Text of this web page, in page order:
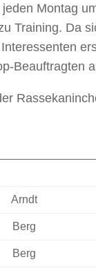
Montag
Training. Da
Beauftragten
Arndt
Berg
Berg